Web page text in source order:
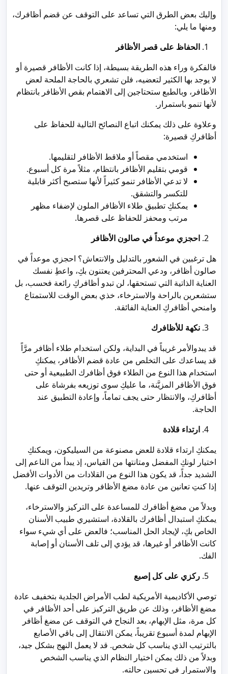
وإليك بعض الطرق التي تساعد على التوقف عن قضم أظافرك،
ومنها ما يلي:
الحفاظ على قصر الأظافر
فالفكرة وراء هذه الطريقة بسيطة، إذا كانت الأظافر قصيرة أو
لا يوجد بها الكثير لتعضيه، فلن تشعري بالحاجة الملحة لعض
الأظافر، وبالطبع ستحتاجين إلى الاهتمام بقص الأظافر بانتظام
لأنها تنمو باستمرار.
وعلاوة على ذلك يمكنك اتباع النصائح التالية للحفاظ على
أظافركِ قصيرة:
استخدمي مقصاً أو ملاقط الأظافر لتقليمها.
قومي بتقليم الأظافر بانتظام، مثلاً مرة كل أسبوع.
لا تدعي الأظافر تنمو كثيراً لأنها ستصبح أكثر قابلية
للتكسر والتشقق.
يمكنكِ تطبيق طلاء الأظافر الملون لإضفاء مظهر
مرتب ومحفز للحفاظ على قصرها.
احجزي موعداً في صالون الأظافر
هل ترغبين في الشعور بالتدليل والانتعاش؟ احجزي موعداً في
صالون أظافر، ودعي المحترفين يعتنون بكِ، واعطِ نفسك
العناية الذاتية التي تستحقها، لن تبدو أظافركِ رائعة فحسب، بل
ستشعرين بالراحة والاسترخاء، خذي بعض الوقت للاستمتاع
وامنحي أظافركِ العناية الفائقة.
نكهة للأظافرك
قد يبدوالأمر غريباً في البداية، ولكن استخدام طلاء أظافر مرَّاً
قد يساعدك على التخلص من عادة قضم الأظافر، يمكنكِ
استخدام هذا النوع من الطلاء فوق أظافرك الطبيعية أو حتى
فوق الأظافر المزيَّنة، ما عليكِ سوى توزيعه بفرشاة على
أظافركِ، والانتظار حتى يجف تماماً، وإعادة التطبيق عند
الحاجة.
ارتداء قلادة
يمكنكِ ارتداء قلادة للعض مصنوعة من السيليكون، ويمكنكِ
اختيار لونكِ المفضل ومتانتها من القياس، إذ يبدأ من الناعم إلى
الشديد جداً، قد يكون هذا النوع من القلادات من الأدوات الأفضل
إذا كنتِ تعانين من عادة مضغ الأظافر وتريدين التوقف عنها.
وبدلاً من مضغ أظافرك للمساعدة على التركيز والاسترخاء،
يمكنكِ استبدال أظافرك بالقلادة، استشيري طبيب الأسنان
الخاص بكِ، لإيجاد الحل المناسب؛ فالعض على أي شيء سواء
كانت الأظافر أو غيرها، قد يؤدي إلى تلف الأسنان أو إصابة
الفك.
ركزي على كل إصبع
توصي الأكاديمية الأمريكية لطب الأمراض الجلدية بتخفيف عادة
مضغ الأظافر، وذلك عن طريق التركيز على أحد الأظافر في
كل مرة، مثل الإبهام، بعد النجاح في التوقف عن مضغ أظافر
الإبهام لمدة أسبوع تقريباً، يمكن الانتقال إلى باقي الأصابع
بالترتيب الذي يناسب كل شخص. قد لا يعمل النهج بشكل جيد،
وبدلاً من ذلك يمكن اختيار النظام الذي يناسب الشخص
والاستمرار في تحسين حالته.